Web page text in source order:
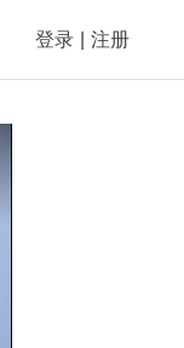
登录 注册